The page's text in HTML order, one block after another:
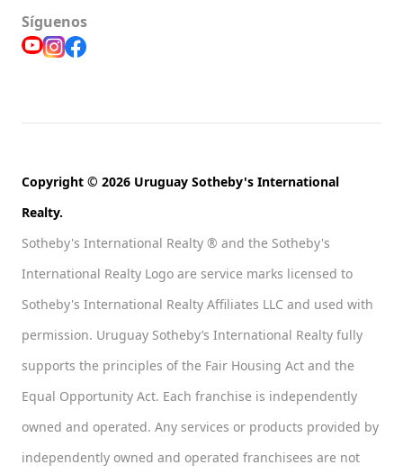
Síguenos
Copyright © 2026 Uruguay Sotheby's International
Realty.
Sotheby's International Realty ® and the Sotheby's
International Realty Logo are service marks licensed to
Sotheby's International Realty Affiliates LLC and used with
permission. Uruguay Sotheby’s International Realty fully
supports the principles of the Fair Housing Act and the
Equal Opportunity Act. Each franchise is independently
owned and operated. Any services or products provided by
independently owned and operated franchisees are not